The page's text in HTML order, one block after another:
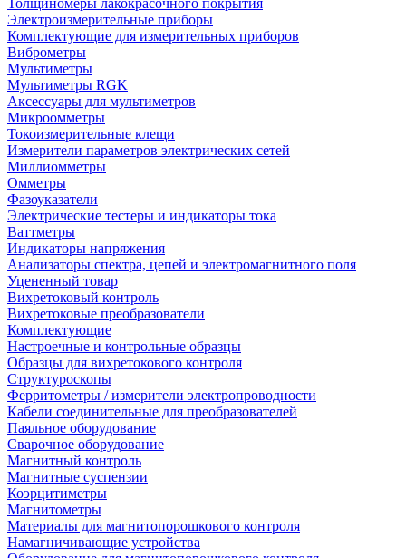
Толщиномеры лакокрасочного покрытия
Электроизмерительные приборы
Комплектующие для измерительных приборов
Виброметры
Мультиметры
Мультиметры RGK
Аксессуары для мультиметров
Микроомметры
Токоизмерительные клещи
Измерители параметров электрических сетей
Миллиомметры
Омметры
Фазоуказатели
Электрические тестеры и индикаторы тока
Ваттметры
Индикаторы напряжения
Анализаторы спектра, цепей и электромагнитного поля
Уцененный товар
Вихретоковый контроль
Вихретоковые преобразователи
Комплектующие
Настроечные и контрольные образцы
Образцы для вихретокового контроля
Структуроскопы
Ферритометры / измерители электропроводности
Кабели соединительные для преобразователей
Паяльное оборудование
Сварочное оборудование
Магнитный контроль
Магнитные суспензии
Коэрцитиметры
Магнитометры
Материалы для магнитопорошкового контроля
Намагничивающие устройства